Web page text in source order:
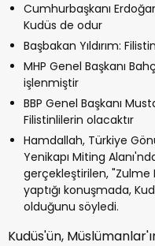
Cumhurbaşkanı
Kudüs de odur
Başbakan Yıldırım:
MHP Genel Başkanı
işlenmiştir
BBP Genel Başkanı
Filistinlilerin olacaktır
Hamdallah, Türkiye
Yenikapı Miting
gerçekleştirilen,
yaptığı konuşmada,
olduğunu söyledi.
Kudüs'ün,